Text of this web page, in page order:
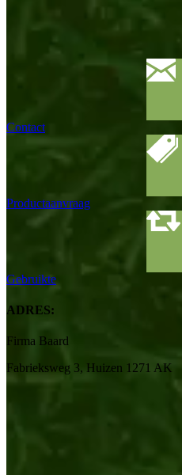
Contact
Productaanvraag
Gebruikte
ADRES:
Firma Baard
Fabrieksweg 3, Huizen 1271 AK